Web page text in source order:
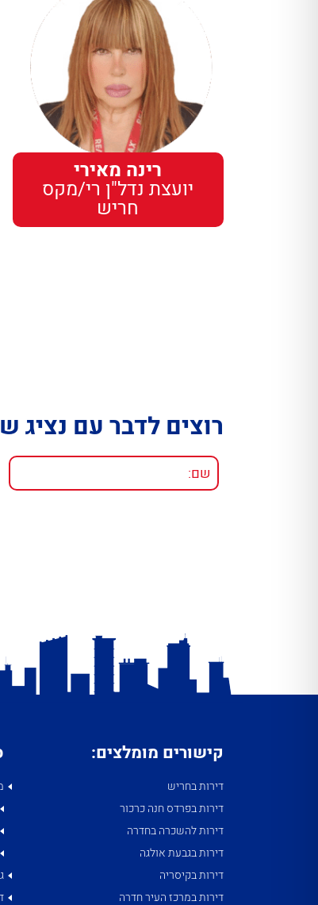
רינה מאירי
יועצת נדל"ן רי/מקס
חריש
רוצים לדבר עם נציג
קישורים מומלצים:
דירות בחריש
דירות בפרדס חנה כרכור
דירות להשכרה בחדרה
דירות בגבעת אולגה
דירות בקיסריה
דירות במרכז העיר חדרה